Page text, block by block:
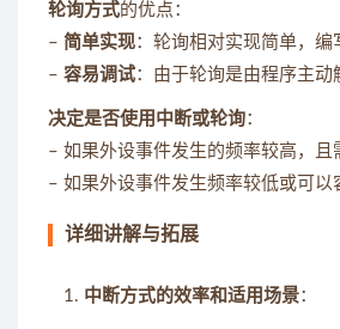
轮询方式的优点：
– 简单实现：轮询相对实现简单，编
– 容易调试：由于轮询是由程序主动
决定是否使用中断或轮询：
– 如果外设事件发生的频率较高，
– 如果外设事件发生频率较低或可
详细讲解与拓展
中断方式的效率和适用场景：